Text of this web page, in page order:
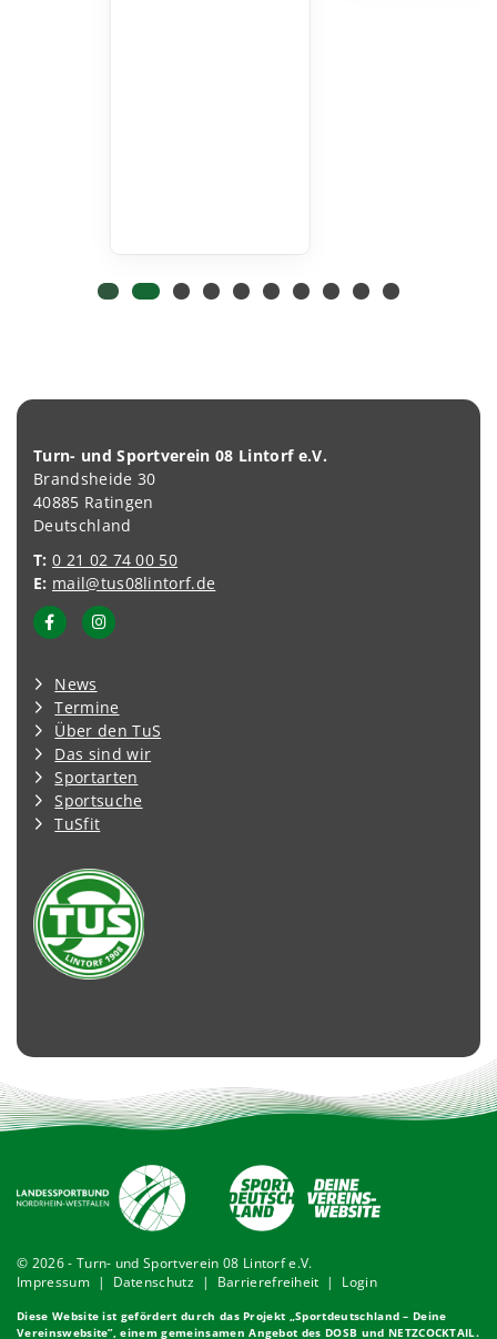
Turn- und Sportverein 08 Lintorf e.V.
Brandsheide 30
40885 Ratingen
Deutschland
T: 0 21 02 74 00 50
E: mail@tus08lintorf.de
News
Termine
Über den TuS
Das sind wir
Sportarten
Sportsuche
TuSfit
© 2026 - Turn- und Sportverein 08 Lintorf e.V.
Impressum| Datenschutz | Barrierefreiheit | Login
Diese Website ist gefördert durch das Projekt „Sportdeutschland – Deine
Vereinswebsite”, einem gemeinsamen Angebot des DOSB und NETZCOCKTAIL.